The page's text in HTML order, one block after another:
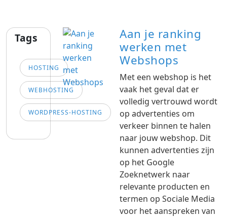
Tags
HOSTING
WEBHOSTING
WORDPRESS-HOSTING
Aan je ranking
werken met
Webshops
Met een webshop is het
vaak het geval dat er
volledig vertrouwd wordt
op advertenties om
verkeer binnen te halen
naar jouw webshop. Dit
kunnen advertenties zijn
op het Google
Zoeknetwerk naar
relevante producten en
termen op Sociale Media
voor het aanspreken van